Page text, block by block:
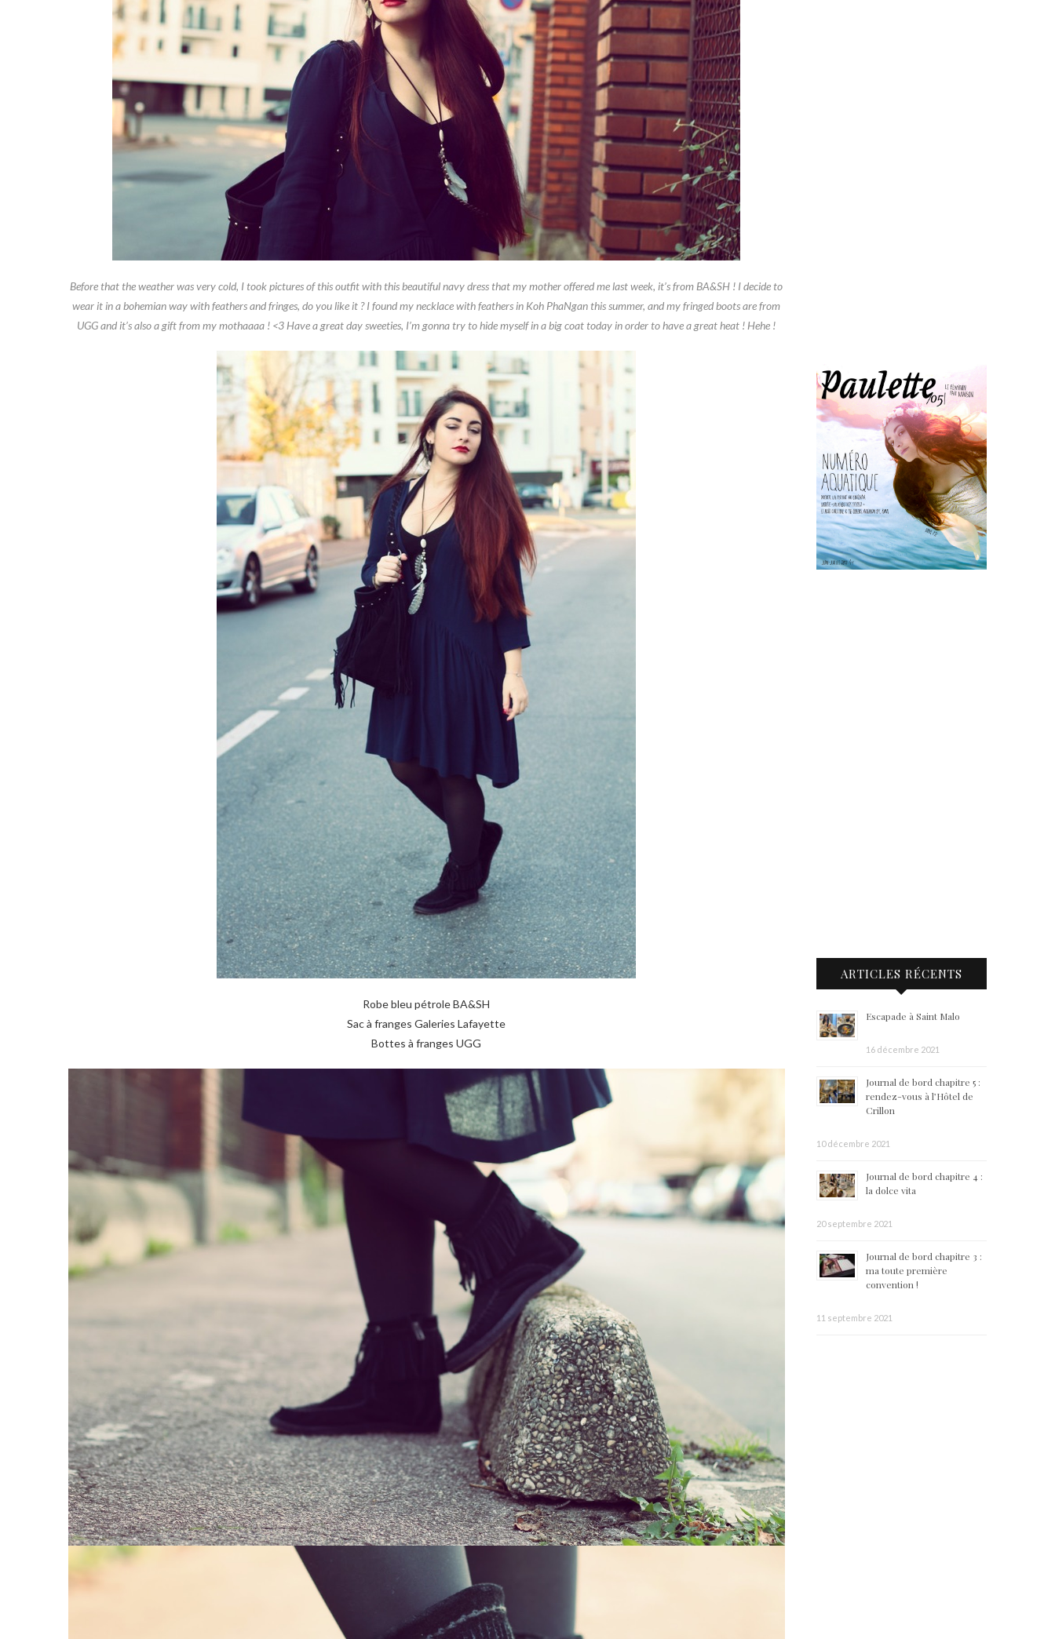
Before that the weather was very cold, I took pictures of this outfit with this beautiful navy dress that my mother offered me last week, it’s from BA&SH ! I decide to
wear it in a bohemian way with feathers and fringes, do you like it ? I found my necklace with feathers in Koh PhaNgan this summer, and my fringed boots are from
UGG and it’s also a gift from my mothaaaa ! <3 Have a great day sweeties, I’m gonna try to hide myself in a big coat today in order to have a great heat ! Hehe !
Robe bleu pétrole BA&SH
Sac à franges Galeries Lafayette
Bottes à franges UGG
ARTICLES RÉCENTS
Escapade à Saint Malo
16 décembre 2021
Journal de bord chapitre 5 :
rendez-vous à l’Hôtel de
Crillon
10 décembre 2021
Journal de bord chapitre 4 :
la dolce vita
20 septembre 2021
Journal de bord chapitre 3 :
ma toute première
convention !
11 septembre 2021